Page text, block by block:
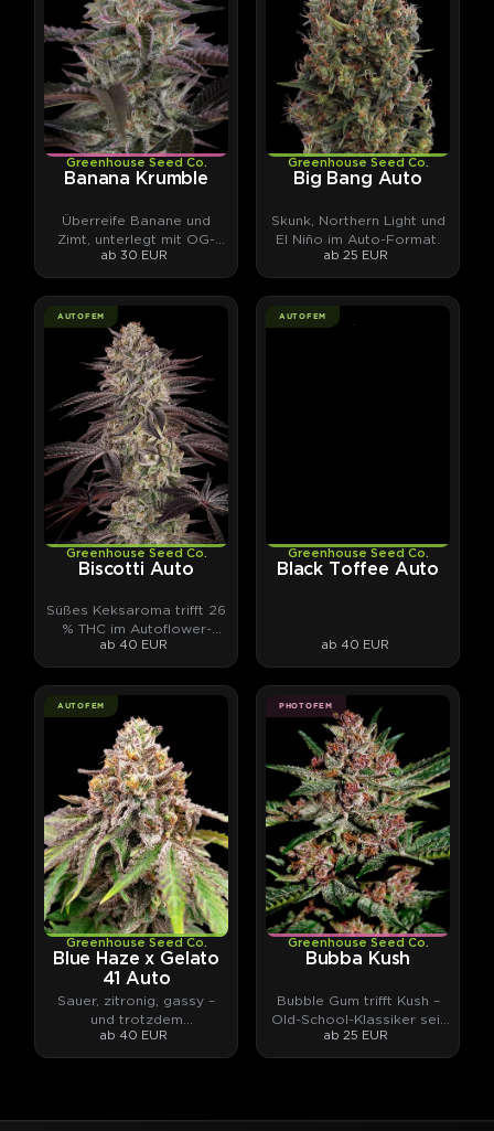
Greenhouse Seed Co.
Banana Krumble
Überreife Banane und
Zimt, unterlegt mit OG-
Sprit.
ab 30 EUR
Greenhouse Seed Co.
Big Bang Auto
Skunk, Northern Light und
El Niño im Auto-Format.
ab 25 EUR
AUTOFEM
Greenhouse Seed Co.
Biscotti Auto
Süßes Keksaroma trifft 26
% THC im Autoflower-
Format.
ab 40 EUR
AUTOFEM
Greenhouse Seed Co.
Black Toffee Auto
ab 40 EUR
AUTOFEM
Greenhouse Seed Co.
Blue Haze x Gelato
41 Auto
Sauer, zitronig, gassy –
und trotzdem
alltagstauglich.
ab 40 EUR
PHOTOFEM
Greenhouse Seed Co.
Bubba Kush
Bubble Gum trifft Kush –
Old-School-Klassiker seit
den Neunzigern.
ab 25 EUR